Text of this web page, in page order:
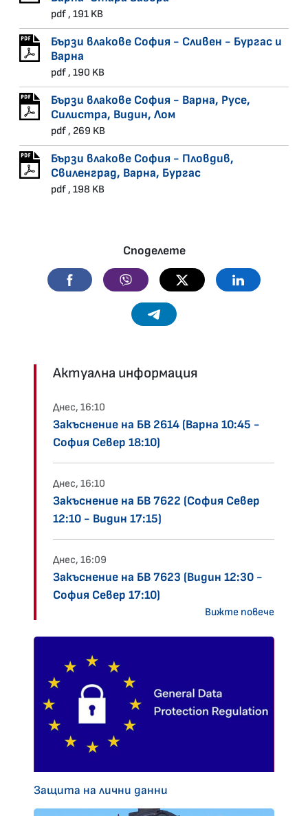
pdf , 191 KB
Бързи влакове София - Сливен - Бургас и
Варна
pdf , 190 KB
Бързи влакове София - Варна, Русе,
Силистра, Видин, Лом
pdf , 269 KB
Бързи влакове София - Пловдив,
Свиленград, Варна, Бургас
pdf , 198 KB
Споделете
Facebook Viber Twitter Linkedin
Telegram
Актуална информация
Днес, 16:10
Закъснение на БВ 2614 (Варна 10:45 -
София Север 18:10)
Днес, 16:10
Закъснение на БВ 7622 (София Север
12:10 - Видин 17:15)
Днес, 16:09
Закъснение на БВ 7623 (Видин 12:30 -
София Север 17:10)
Вижте повече
Защита на лични данни